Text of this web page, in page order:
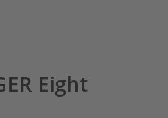
Eight